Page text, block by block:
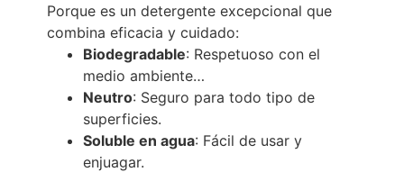
Porque es un detergente excepcional que
combina eficacia y cuidado:
Biodegradable: Respetuoso con el
medio ambiente…
Neutro: Seguro para todo tipo de
superficies.
Soluble en agua: Fácil de usar y
enjuagar.